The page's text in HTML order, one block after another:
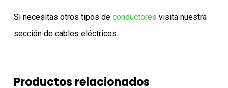
Si necesitas otros tipos de conductores visita nuestra
sección de cables eléctricos.
Productos relacionados